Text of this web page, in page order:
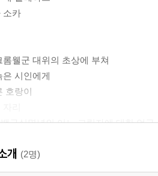
소카
롬웰군 대위의 초상에 부쳐
은 시인에게
호랑이
구십몇년의 어느 그림자에 대한 언급
한 회상
가문
개 (2명)